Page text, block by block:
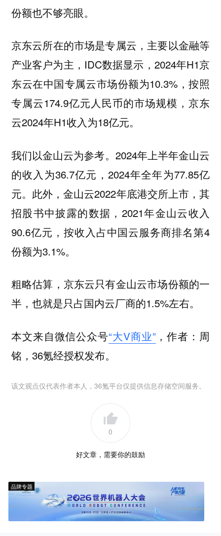
份额也不够亮眼。
京东云所在的市场是专属云，主要以金融等
产业客户为主，IDC数据显示，2024年H1京
东云在中国专属云市场份额为10.3%，按照
专属云174.9亿元人民币的市场规模，京东
云2024年H1收入为18亿元。
我们以金山云为参考。2024年上半年金山云
的收入为36.7亿元，2024年全年为77.85亿
元。此外，金山云2022年底港交所上市，其
招股书中披露的数据，2021年金山云收入
90.6亿元，按收入占中国云服务商排名第4
份额为3.1%。
粗略估算，京东云只有金山云市场份额的一
半，也就是只占国内云厂商的1.5%左右。
本文来自微信公众号“大V商业”，作者：周
铭，36氪经授权发布。
该文观点仅代表作者本人，36氪平台仅提供信息存储空间服务。
0
好文章，需要你的鼓励
品牌专题